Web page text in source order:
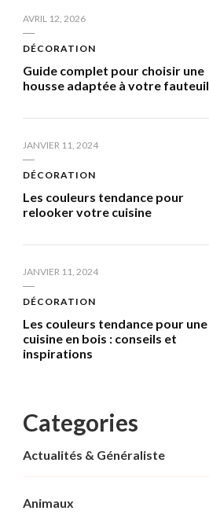
AVRIL 12, 2026
DÉCORATION
Guide complet pour choisir une
housse adaptée à votre fauteuil
JANVIER 11, 2024
DÉCORATION
Les couleurs tendance pour
relooker votre cuisine
JANVIER 11, 2024
DÉCORATION
Les couleurs tendance pour une
cuisine en bois : conseils et
inspirations
Categories
Actualités & Généraliste
Animaux